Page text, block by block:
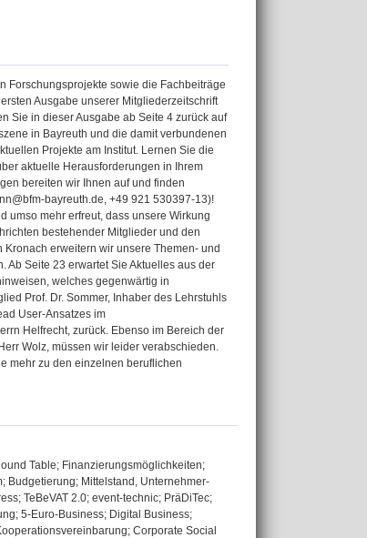
Forschungsprojekte sowie die Fachbeiträge
Ausgabe unserer Mitgliederzeitschrift
Sie in dieser Ausgabe ab Seite 4 zurück auf
in Bayreuth und die damit verbundenen
Projekte am Institut. Lernen Sie die
aktuelle Herausforderungen in Ihrem
bereiten wir Ihnen auf und finden
bayreuth.de, +49 921 530397-13)!
umso mehr erfreut, dass unsere Wirkung
bestehender Mitglieder und den
erweitern wir unsere Themen- und
Ab Seite 23 erwartet Sie Aktuelles aus der
welches gegenwärtig in
Prof. Dr. Sommer, Inhaber des Lehrstuhls
User-Ansatzes im
Helfrecht, zurück. Ebenso im Bereich der
Wolz, müssen wir leider verabschieden.
mehr zu den einzelnen beruflichen
Table; Finanzierungsmöglichkeiten;
Budgetierung; Mittelstand, Unternehmer-
TeBeVAT 2.0; event-technic; PräDiTec;
5-Euro-Business; Digital Business;
Corporate Social